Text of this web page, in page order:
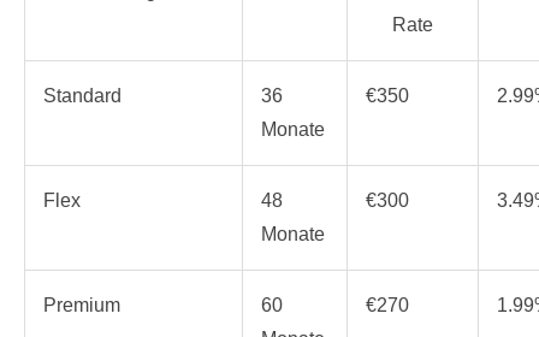
Rate
Standard
36
Monate
€350
Flex
48
Monate
€300
Premium
60
€270